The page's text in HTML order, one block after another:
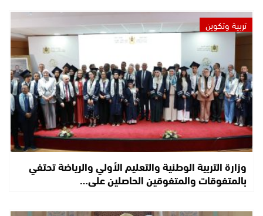
تربية وتكوين
وزارة التربية الوطنية والتعليم الأولي والرياضة تحتفي
بالمتفوقات والمتفوقين الحاصلين على…